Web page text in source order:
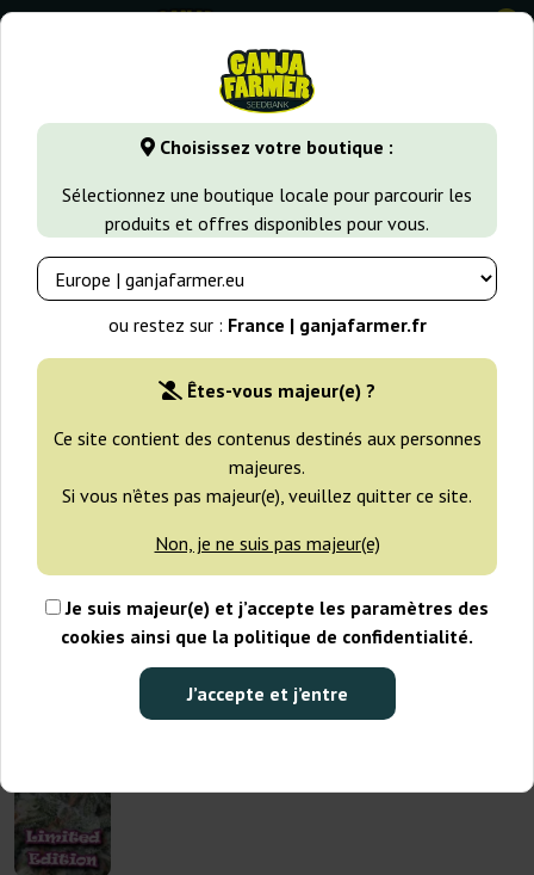
Choisissez votre boutique :
Sélectionnez une boutique locale pour parcourir les
produits et offres disponibles pour vous.
ou restez sur : France | ganjafarmer.fr
Êtes-vous majeur(e) ?
Ce site contient des contenus destinés aux personnes
majeures.
Si vous n’êtes pas majeur(e), veuillez quitter ce site.
Non, je ne suis pas majeur(e)
Je suis majeur(e) et j’accepte les paramètres des
cookies ainsi que la politique de confidentialité.
J’accepte et j’entre
0
GanjaFarmer.fr Types de Graines Graines de Cannabis